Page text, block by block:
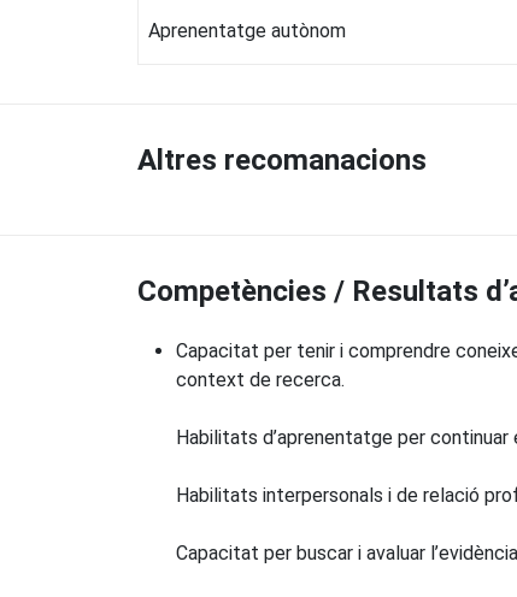
Aprenentatge autònom
Altres recomanacions
Competències / Resultats
Capacitat per tenir i comprendre
context de recerca.
Habilitats d’aprenentatge per continuar
Habilitats interpersonals i de relació
Capacitat per buscar i avaluar